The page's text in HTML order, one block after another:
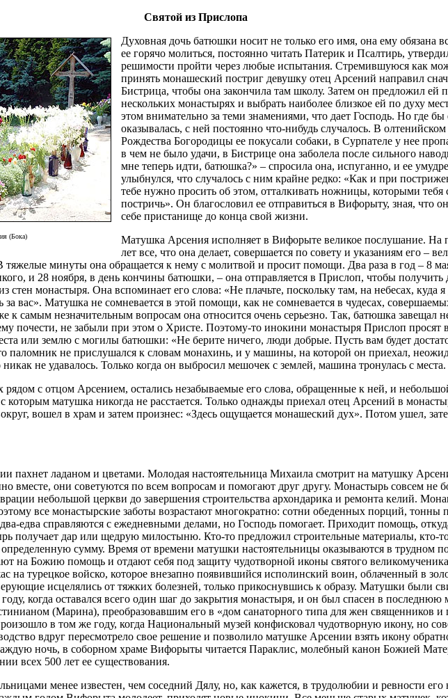
Святой из Прислопа
(Бока)
Духовная дочь батюшки носит не только его имя, она ему обязана
ее горячо молиться, постоянно читать Патерик и Псалтирь,
решимости пройти через любые испытания. Стремившуюся как
принять монашеский постриг девушку отец Арсений направил
Бистрица, чтобы она закончила там школу. Затем он предложил ей
нескольких монастырях и выбрать наиболее близкое ей по духу
этом внимательно за теми знамениями, что дает Господь. Но где бы
оказывалась, с ней постоянно что-нибудь случалось. В
Рождества Богородицы ее покусали собаки, в Сурпателе у нее
в чем не было удачи, в Бистрице она заболела после сильного
мне теперь идти, батюшка?» – спросила она, испуганно, и ее
улыбнулся, что случалось с ним крайне редко: «Как и при
тебе нужно просить об этом, отталкивать ножницы, которыми тебя
постричь». Он благословил ее отправиться в Вифорыту, зная, что
себе пристанище до конца свой жизни.
Матушка Арсения исполняет в Вифорыте великое послушание. На
лет все, что она делает, совершается по совету и указаниям его –
тяжелые минуты она обращается к нему с молитвой и просит помощи. Два раза в год – 8
и 28 ноября, в день кончины батюшки, – она отправляется в Прислоп, чтобы получить
стен монастыря. Она вспоминает его слова: «Не плачьте, поскольку там, на небесах, куда
за вас». Матушка не сомневается в этой помощи, как не сомневается в чудесах,
к самым незначительным вопросам она относится очень серьезно. Так, батюшка завещал
почести, не забыли при этом о Христе. Поэтому-то инокини монастыря Прислоп просят
или землю с могилы батюшки: «Не берите ничего, люди добрые. Пусть вам будет
паломник не прислушался к словам монахинь, и у машины, на которой он приехал,
не удавалось. Только когда он выбросил мешочек с землей, машина тронулась с места.
с отцом Арсением, остались незабываемые его слова, обращенные к ней, и
которым матушка никогда не расстается. Только однажды приехал отец Арсений в
вошел в храм и затем произнес: «Здесь ощущается монашеский дух». Потом ушел,
пахнет ладаном и цветами. Молодая настоятельница Михаила смотрит на матушку
вместе, они советуются по всем вопросам и помогают друг другу. Монастырь совсем не
небольшой церкви до завершения строительства архондарика и ремонта келий.
все монастырские заботы возрастают многократно: сотни обеденных порций, тонны
едва справляются с ежедневными делами, но Господь помогает. Приходит помощь,
получает дар или щедрую милостыню. Кто-то предложил строительные материалы, кто-
определенную сумму. Время от времени матушки настоятельницы оказываются в трудном
на Божию помощь и отдают себя под защиту чудотворной иконы святого
на турецкое войско, которое внезапно появившийся исполинский воин, облаченный в
исцелялись от тяжких болезней, только прикоснувшись к образу. Матушки были
когда оставался всего один шаг до закрытия монастыря, и он был спасен в последнюю
(Марина), преобразовавшим его в «дом санаторного типа для жен священников и
в том же году, когда Национальный музей конфисковал чудотворную икону, но
вдруг пересмотрело свое решение и позволило матушке Арсении взять икону
ночь, в соборном храме Вифорыты читается Параклис, молебный канон Божией
всех 500 лет ее существования.
менее известен, чем соседний Дялу, но, как кажется, в трудолюбии и ревности его